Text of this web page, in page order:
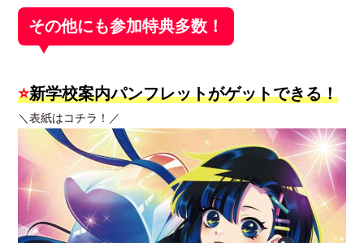
その他にも参加特典多数！
⭐新学校案内パンフレットがゲットできる！
＼表紙はコチラ！／